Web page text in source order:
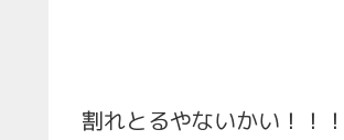
割れとるやないかい！！！